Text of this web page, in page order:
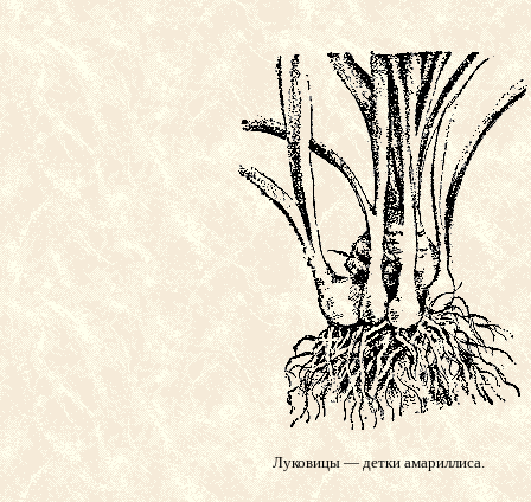
Луковицы — детки амариллиса.